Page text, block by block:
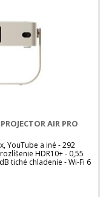
AIR PRO
YouTube a iné - 292
HDR10+ - 0,55
tiché chladenie - Wi-Fi 6